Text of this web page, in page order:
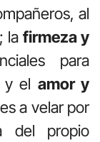
al
la firmeza y
para
y el amor y
a velar por
del propio